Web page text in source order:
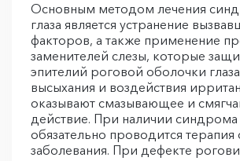
Основным методом лечения
глаза является устранение
факторов, а также применение
заменителей слезы, которые
эпителий роговой оболочки
высыхания и воздействия
оказывают смазывающее и
действие. При наличии синдрома
обязательно проводится терапия
заболевания. При дефекте